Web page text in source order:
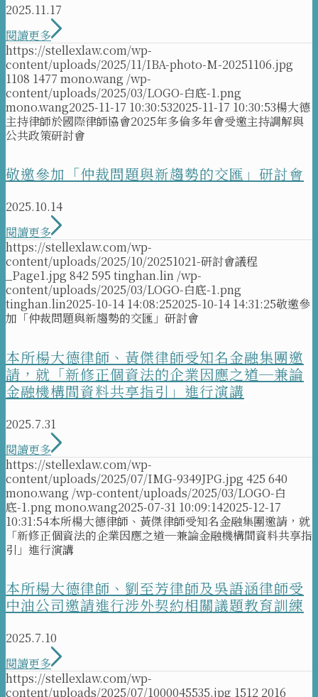
2025.11.17
閱讀更多
https://stellexlaw.com/wp-
content/uploads/2025/11/IBA-photo-M-20251106.jpg
1108 1477 mono.wang /wp-
content/uploads/2025/03/LOGO-白底-1.png
mono.wang2025-11-17 10:30:532025-11-17 10:30:53楊大德
主持律師於國際律師協會2025年多倫多年會受邀主持調解與
公共政策研討會
敬邀參加「仲裁問題與新趨勢的交匯」研討會
2025.10.14
閱讀更多
https://stellexlaw.com/wp-
content/uploads/2025/10/20251021-研討會議程
_Page1.jpg 842 595 tinghan.lin /wp-
content/uploads/2025/03/LOGO-白底-1.png
tinghan.lin2025-10-14 14:08:252025-10-14 14:31:25敬邀參
加「仲裁問題與新趨勢的交匯」研討會
本所楊大德律師、黃傑律師受知名金融集團邀
請，就「新修正個資法的企業因應之道─兼論
金融機構間資料共享指引」進行演講
2025.7.31
閱讀更多
https://stellexlaw.com/wp-
content/uploads/2025/07/IMG-9349JPG.jpg 425 640
mono.wang /wp-content/uploads/2025/03/LOGO-白
底-1.png mono.wang2025-07-31 10:09:142025-12-17
10:31:54本所楊大德律師、黃傑律師受知名金融集團邀請，就
「新修正個資法的企業因應之道─兼論金融機構間資料共享指
引」進行演講
本所楊大德律師、劉至芳律師及吳語涵律師受
中油公司邀請進行涉外契約相關議題教育訓練
2025.7.10
閱讀更多
https://stellexlaw.com/wp-
content/uploads/2025/07/1000045535.jpg 1512 2016